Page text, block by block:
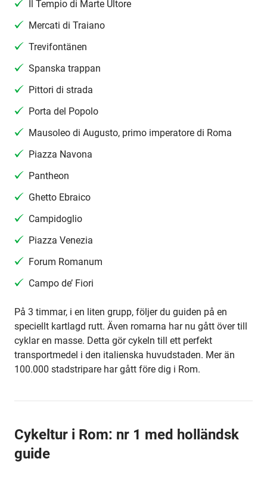
Il Tempio di Marte Ultore
Mercati di Traiano
Trevifontänen
Spanska trappan
Pittori di strada
Porta del Popolo
Mausoleo di Augusto, primo imperatore di Roma
Piazza Navona
Pantheon
Ghetto Ebraico
Campidoglio
Piazza Venezia
Forum Romanum
Campo de’ Fiori
På 3 timmar, i en liten grupp, följer du guiden på en
speciellt kartlagd rutt. Även romarna har nu gått över till
cyklar en masse. Detta gör cykeln till ett perfekt
transportmedel i den italienska huvudstaden. Mer än
100.000 stadstripare har gått före dig i Rom.
Cykeltur i Rom: nr 1 med holländsk
guide